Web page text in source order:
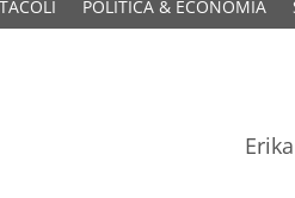
POLITICA & ECONOMIA